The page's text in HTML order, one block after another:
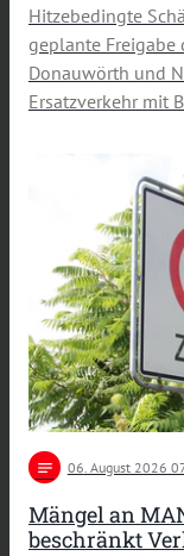
Hitzebedingte
geplante Freigabe
Donauwörth und
Ersatzverkehr mit
notes 06 . August 2026
Mängel an
beschränkt